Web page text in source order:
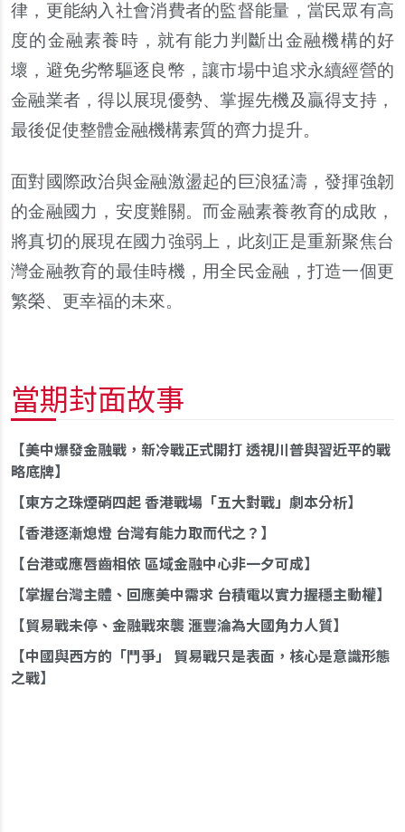
律，更能納入社會消費者的監督能量，當民眾有高
度的金融素養時，就有能力判斷出金融機構的好
壞，避免劣幣驅逐良幣，讓市場中追求永續經營的
金融業者，得以展現優勢、掌握先機及贏得支持，
最後促使整體金融機構素質的齊力提升。
面對國際政治與金融激盪起的巨浪猛濤，發揮強韌
的金融國力，安度難關。而金融素養教育的成敗，
將真切的展現在國力強弱上，此刻正是重新聚焦台
灣金融教育的最佳時機，用全民金融，打造一個更
繁榮、更幸福的未來。
當期封面故事
美中爆發金融戰，新冷戰正式開打 透視川普與習近平的戰
略底牌
東方之珠煙硝四起 香港戰場「五大對戰」劇本分析
香港逐漸熄燈 台灣有能力取而代之？
台港或應唇齒相依 區域金融中心非一夕可成
掌握台灣主體、回應美中需求 台積電以實力握穩主動權
貿易戰未停、金融戰來襲 滙豐淪為大國角力人質
中國與西方的「鬥爭」 貿易戰只是表面，核心是意識形態
之戰